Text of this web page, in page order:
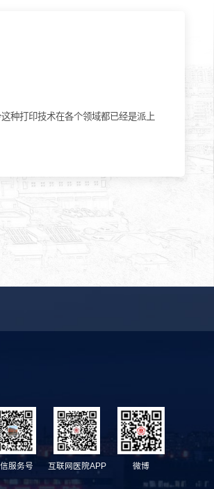
种打印技术在各个领域都已经是派上
服务号 互联网医院APP 微博